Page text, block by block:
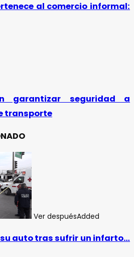
al comercio informal:
garantizar seguridad a
transporte
Ver despuésAdded
auto tras sufrir un infarto…